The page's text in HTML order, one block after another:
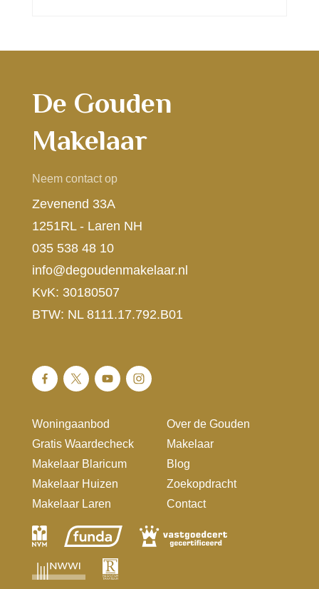
De Gouden
Makelaar
Neem contact op
Zevenend 33A
1251RL - Laren NH
035 538 48 10
info@degoudenmakelaar.nl
KvK: 30180507
BTW: NL 8111.17.792.B01
Woningaanbod
Gratis Waardecheck
Makelaar Blaricum
Makelaar Huizen
Makelaar Laren
Over de Gouden
Makelaar
Blog
Zoekopdracht
Contact